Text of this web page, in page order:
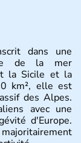
dans une
de la mer
la Sicile et la
km², elle est
des Alpes.
avec une
d'Europe.